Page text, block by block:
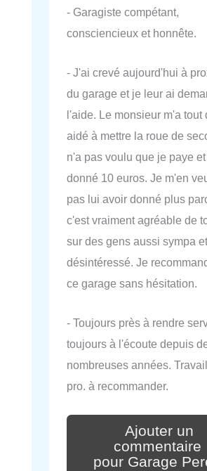
- Garagiste compétant,
consciencieux et honnête.
- J'ai crevé aujourd'hui à
du garage et je leur ai
l'aide. Le monsieur m'a tout
aidé à mettre la roue de
n'a pas voulu que je paye
donné 10 euros. Je m'en
pas lui avoir donné plus
c'est vraiment agréable de
sur des gens aussi sympa et
désintéressé. Je
ce garage sans hésitation.
- Toujours près à rendre
toujours à l'écoute depuis
nombreuses années.
pro. à recommander.
Ajouter un
commentaire
pour Garage